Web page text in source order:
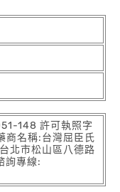
148 許可執照字
商名稱:台灣屈臣氏
北市松山區八德路
詢專線: